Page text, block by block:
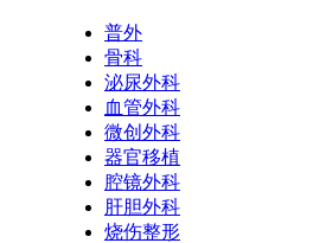
普外
骨科
泌尿外科
血管外科
微创外科
器官移植
腔镜外科
肝胆外科
烧伤整形